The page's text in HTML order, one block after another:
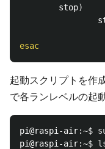
        stop
)
esac
起動スクリプトを作
で各ランレベルの起
pi@raspi-air:~$
pi@raspi-air:~$